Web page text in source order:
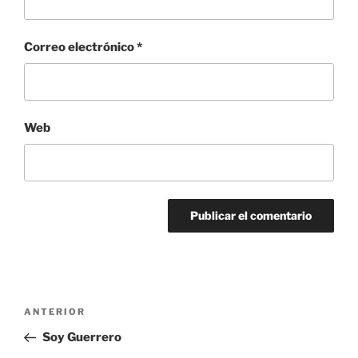
Correo electrónico*
Web
Navegación
entradas
Entrada
anterior:
ANTERIOR
Soy Guerrero